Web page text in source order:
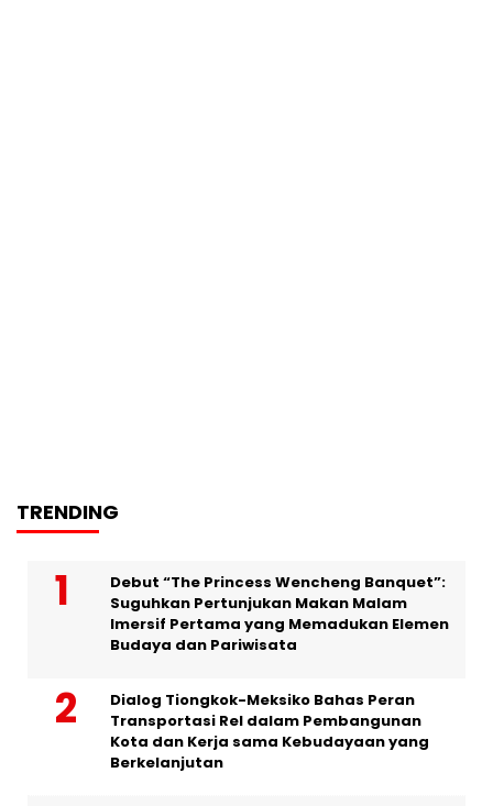
TRENDING
Debut “The Princess Wencheng Banquet”:
Suguhkan Pertunjukan Makan Malam
Imersif Pertama yang Memadukan Elemen
Budaya dan Pariwisata
Dialog Tiongkok-Meksiko Bahas Peran
Transportasi Rel dalam Pembangunan
Kota dan Kerja sama Kebudayaan yang
Berkelanjutan